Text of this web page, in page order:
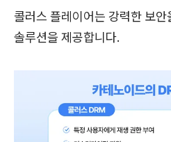
콜러스 플레이어는 강력한 보
솔루션을 제공합니다.